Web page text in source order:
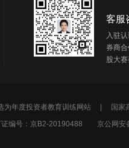
客服
入驻
券商
股大
为年度投资者教育训练网站 |
国家
证编号：京B2-20190488 京公网安